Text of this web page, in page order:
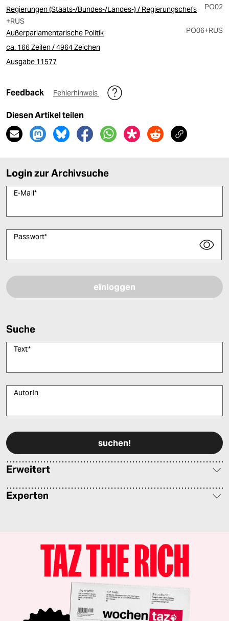
Regierungen (Staats-/Bundes-/Landes-) / Regierungschefs
PO02
+RUS
Außerparlamentarische Politik
PO06+RUS
ca. 166 Zeilen / 4964 Zeichen
Ausgabe 11577
Feedback Fehlerhinweis
Diesen Artikel teilen
Login zur Archivsuche
E-Mail*
Passwort*
Suche
Text*
AutorIn
Erweitert
Experten